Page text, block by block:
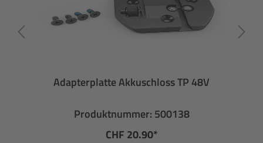
Adapterplatte Akkuschloss TP 48V
Produktnummer: 500138
CHF 20.90*